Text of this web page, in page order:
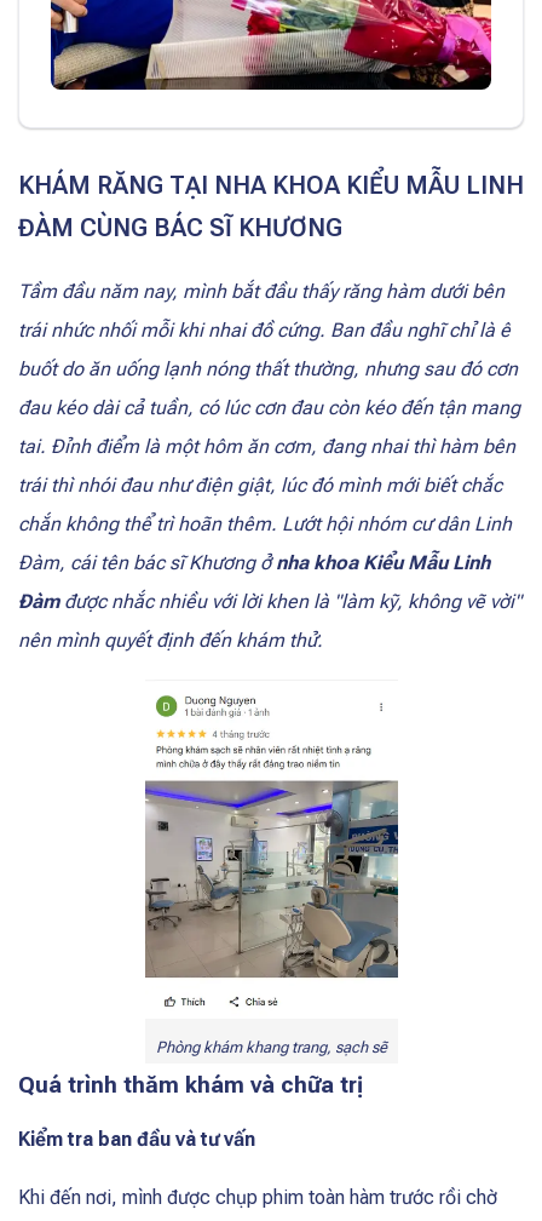
KHÁM RĂNG TẠI NHA KHOA KIỂU MẪU LINH
ĐÀM CÙNG BÁC SĨ KHƯƠNG
Tầm đầu năm nay, mình bắt đầu thấy răng hàm dưới bên
trái nhức nhối mỗi khi nhai đồ cứng. Ban đầu nghĩ chỉ là ê
buốt do ăn uống lạnh nóng thất thường, nhưng sau đó cơn
đau kéo dài cả tuần, có lúc cơn đau còn kéo đến tận mang
tai. Đỉnh điểm là một hôm ăn cơm, đang nhai thì hàm bên
trái thì nhói đau như điện giật, lúc đó mình mới biết chắc
chắn không thể trì hoãn thêm. Lướt hội nhóm cư dân Linh
Đàm, cái tên bác sĩ Khương ởnha khoa Kiểu MẫuLinh
Đàmđược nhắc nhiều với lời khen là "làm kỹ, không vẽ vời"
nên mình quyết định đến khám thử.
Phòng khám khang trang, sạch sẽ
Quá trình thăm khám và chữa trị
Kiểm tra ban đầu và tư vấn
Khi đến nơi, mình được chụp phim toàn hàm trước rồi chờ